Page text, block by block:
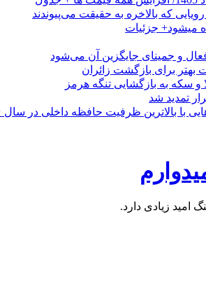
میشود+ جزئیات
و جمینای جایگزین آن می‌شود
برای بازگشت زائران
سکه به بازگشایی تنگه هرمز
تمدید شد
امید زیادی دارد.